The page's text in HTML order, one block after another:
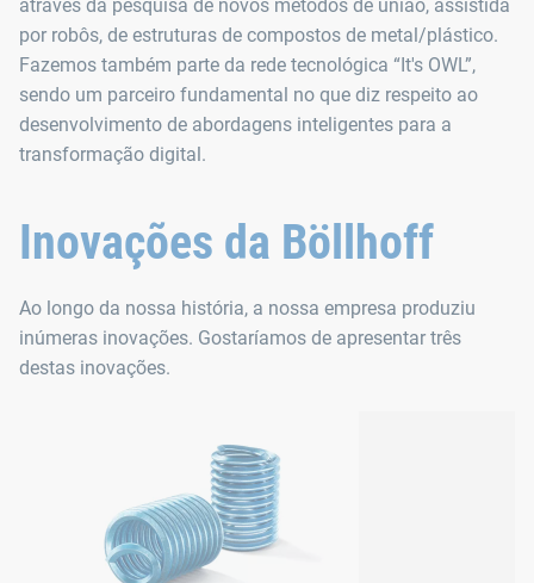
através da pesquisa de novos métodos de união, assistida
por robôs, de estruturas de compostos de metal/plástico.
Fazemos também parte da rede tecnológica “It's OWL”,
sendo um parceiro fundamental no que diz respeito ao
desenvolvimento de abordagens inteligentes para a
transformação digital.
Inovações da Böllhoff
Ao longo da nossa história, a nossa empresa produziu
inúmeras inovações. Gostaríamos de apresentar três
destas inovações.